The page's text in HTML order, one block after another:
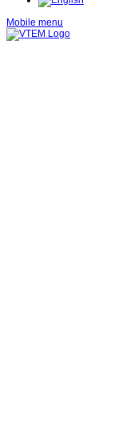
Mobile menu